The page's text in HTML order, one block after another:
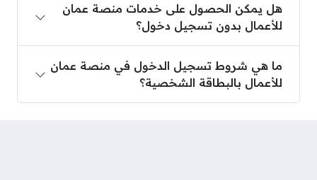
هل يمكن الحصول على خدمات منصة عمان
للأعمال بدون تسجيل دخول؟
ما هي شروط تسجيل الدخول في منصة عمان
للأعمال بالبطاقة الشخصية؟